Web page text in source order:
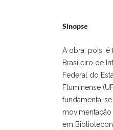
Sinopse
A obra, pois, é
Brasileiro de
Federal do
Fluminense
fundamenta-
em